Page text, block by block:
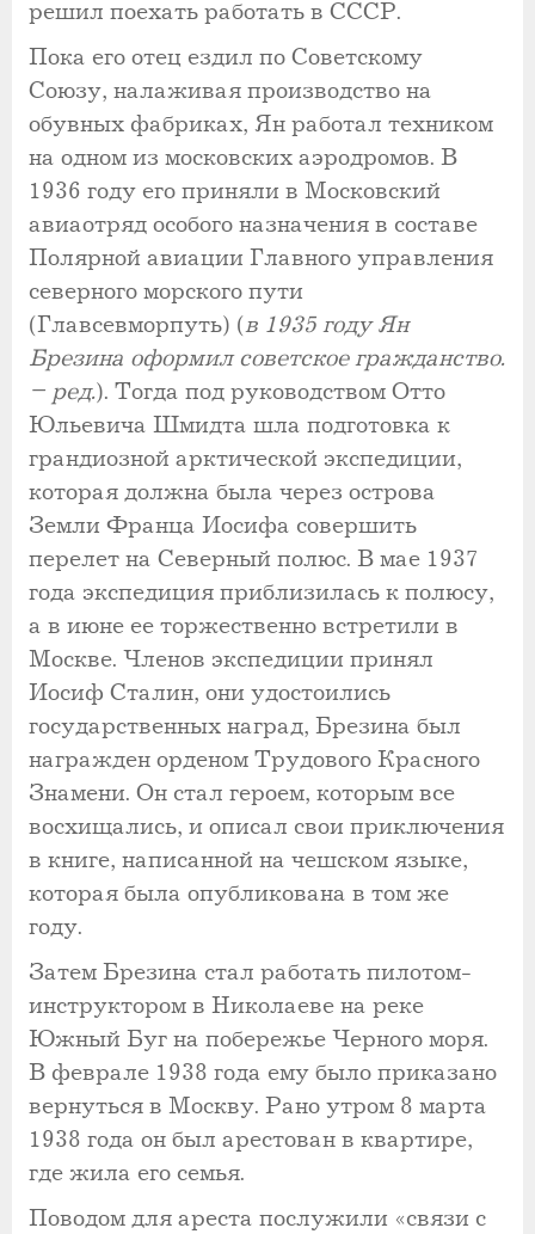
решил поехать работать в СССР.
Пока его отец ездил по Советскому
Союзу, налаживая производство на
обувных фабриках, Ян работал техником
на одном из московских аэродромов. В
1936 году его приняли в Московский
авиаотряд особого назначения в составе
Полярной авиации Главного управления
северного морского пути
(Главсевморпуть) (в 1935 году Ян
Брезина оформил советское гражданство.
– ред.). Тогда под руководством Отто
Юльевича Шмидта шла подготовка к
грандиозной арктической экспедиции,
которая должна была через острова
Земли Франца Иосифа совершить
перелет на Северный полюс. В мае 1937
года экспедиция приблизилась к полюсу,
а в июне ее торжественно встретили в
Москве. Членов экспедиции принял
Иосиф Сталин, они удостоились
государственных наград, Брезина был
награжден орденом Трудового Красного
Знамени. Он стал героем, которым все
восхищались, и описал свои приключения
в книге, написанной на чешском языке,
которая была опубликована в том же
году.
Затем Брезина стал работать пилотом-
инструктором в Николаеве на реке
Южный Буг на побережье Черного моря.
В феврале 1938 года ему было приказано
вернуться в Москву. Рано утром 8 марта
1938 года он был арестован в квартире,
где жила его семья.
Поводом для ареста послужили «связи с